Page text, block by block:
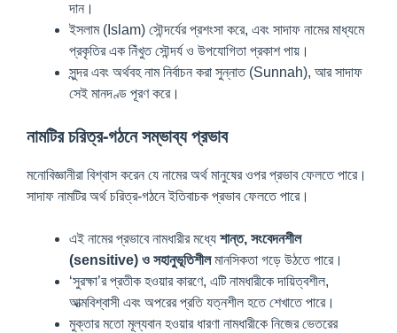
দান।
ইসলাম (Islam) সৌন্দর্যের প্রশংসা করে, এবং সাদাফ নামের মাধ্যমে
প্রকৃতির এক নিঁখুত সৌন্দর্য ও উপযোগিতা প্রকাশ পায়।
সুন্দর এবং অর্থবহ নাম নির্বাচন করা সুন্নাত (Sunnah), আর সাদাফ
সেই মানদণ্ড পূরণ করে।
নামটির চরিত্র-গঠনে সম্ভাব্য প্রভাব
মনোবিজ্ঞানীরা বিশ্বাস করেন যে নামের অর্থ মানুষের ওপর প্রভাব ফেলতে পারে।
সাদাফ নামটির অর্থ চরিত্র-গঠনে ইতিবাচক প্রভাব ফেলতে পারে।
এই নামের প্রভাবে নামধারীর মধ্যে শান্ত, সংবেদনশীল
(sensitive) ও সহানুভূতিশীলমানসিকতা গড়ে উঠতে পারে।
‘সুরক্ষা’র প্রতীক হওয়ার কারণে, এটি নামধারীকে দায়িত্বশীল,
আত্মবিশ্বাসী এবং অপরের প্রতি যত্নশীল হতে শেখাতে পারে।
মুক্তার মতো মূল্যবান হওয়ার ধারণা নামধারীকে নিজের ভেতরের